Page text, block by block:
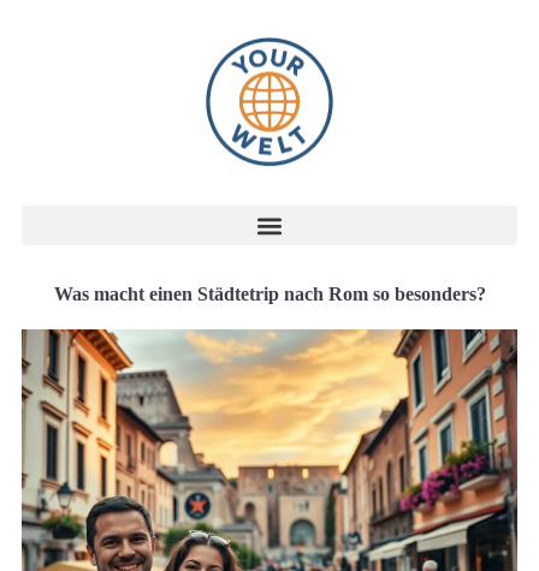
Was macht einen Städtetrip nach Rom so besonders?